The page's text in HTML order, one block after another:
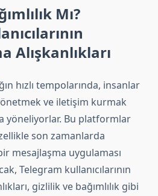
Mı?
Alışkanlıkları
hızlı tempolarında, insanlar
ve iletişim kurmak
yöneliyorlar. Bu platformlar
son zamanlarda
mesajlaşma uygulaması
Telegram kullanıcılarının
gizlilik ve bağımlılık gibi